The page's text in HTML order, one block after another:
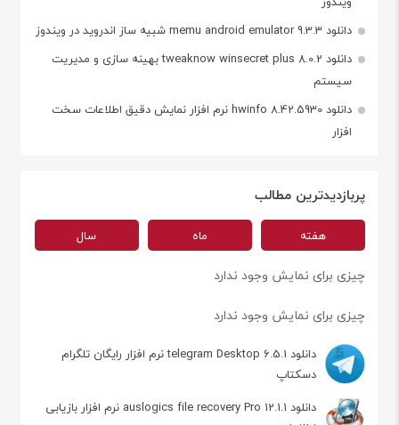
دانلود memu android emulator 9.3.3 شبیه ساز اندروید در ویندوز
دانلود tweaknow winsecret plus 8.0.2 بهینه سازی و مدیریت
سیستم
دانلود hwinfo 8.42.5930 نرم افزار نمایش دقیق اطلاعات سخت
افزار
پربازدیدترین مطالب
هفته ماه سال
چیزی برای نمایش وجود ندارد
چیزی برای نمایش وجود ندارد
دانلود telegram Desktop 6.5.1 نرم افزار رایگان تلگرام
دسکتاپ
دانلود auslogics file recovery Pro 12.1.1 نرم افزار بازیابی